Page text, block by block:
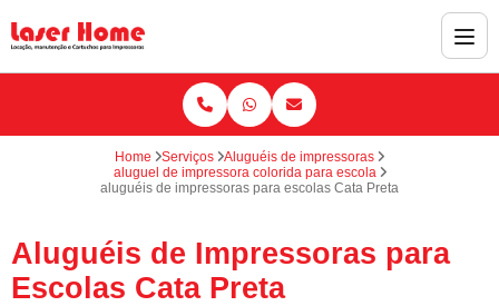
Home Serviços
Aluguéis de impressoras
aluguel de impressora colorida para escola
aluguéis de impressoras para escolas Cata Preta
Aluguéis de Impressoras para
Escolas Cata Preta